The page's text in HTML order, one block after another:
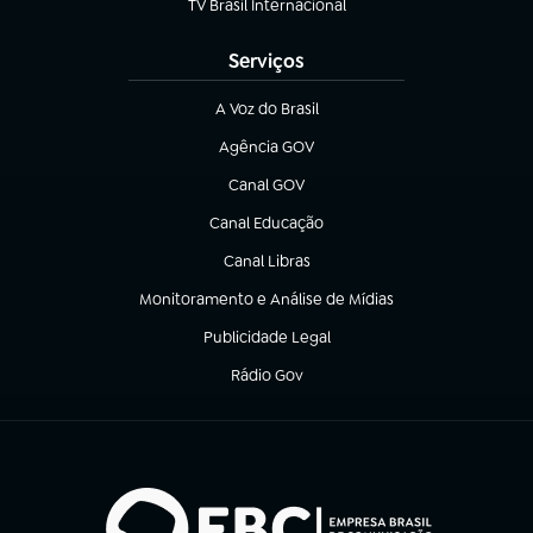
TV Brasil Internacional
(abre em nova aba)
Serviços
A Voz do Brasil
(abre em nova aba)
Agência GOV
(abre em nova aba)
Canal GOV
(abre em nova aba)
Canal Educação
(abre em nova aba)
Canal Libras
(abre em nova aba)
Monitoramento e Análise de Mídias
(abre em nova aba)
Publicidade Legal
(abre em nova aba)
Rádio Gov
(abre em nova aba)